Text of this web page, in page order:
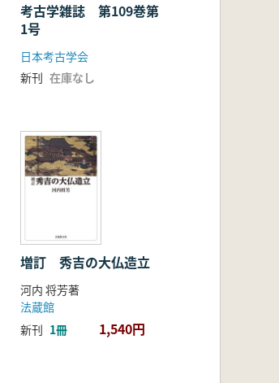
考古学雑誌 第109巻第
1号
日本考古学会
新刊 在庫なし
増訂 秀吉の大仏造立
河内 将芳著
法蔵館
新刊 1冊 1,540円